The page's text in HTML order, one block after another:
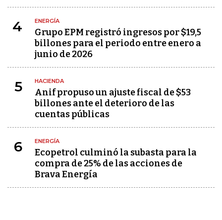
4 ENERGÍA
Grupo EPM registró ingresos por $19,5
billones para el periodo entre enero a
junio de 2026
5 HACIENDA
Anif propuso un ajuste fiscal de $53
billones ante el deterioro de las
cuentas públicas
6 ENERGÍA
Ecopetrol culminó la subasta para la
compra de 25% de las acciones de
Brava Energía